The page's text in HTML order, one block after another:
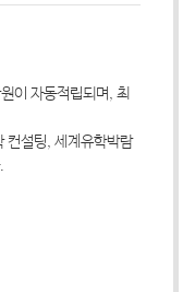
이 자동적립되며, 최
컨설팅, 세계유학박람